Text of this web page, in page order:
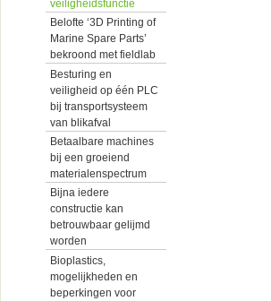
veiligheidsfunctie
Belofte ‘3D Printing of
Marine Spare Parts’
bekroond met fieldlab
Besturing en
veiligheid op één PLC
bij transportsysteem
van blikafval
Betaalbare machines
bij een groeiend
materialenspectrum
Bijna iedere
constructie kan
betrouwbaar gelijmd
worden
Bioplastics,
mogelijkheden en
beperkingen voor